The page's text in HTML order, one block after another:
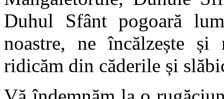
Duhul Sfânt pogoară
noastre, ne încălzește și
ridicăm din căderile și